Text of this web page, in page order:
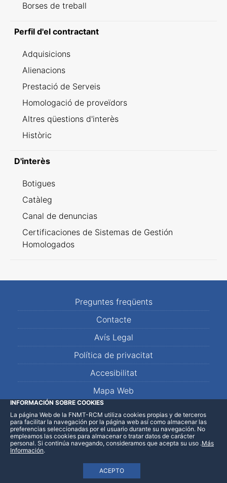
Borses de treball
Perfil d'el contractant
Adquisicions
Alienacions
Prestació de Serveis
Homologació de proveïdors
Altres qüestions d'interès
Històric
D'interès
Botigues
Catàleg
Canal de denuncias
Certificaciones de Sistemas de Gestión
Homologados
Preguntes freqüents
Contacte
Avís Legal
Política de privacitat
Accesibilitat
Mapa Web
LinkedInFacebookWhatsApp
INFORMACIÓN SOBRE COOKIES
La página Web de la FNMT-RCM utiliza cookies propias y de terceros
para facilitar la navegación por la página web así como almacenar las
preferencias seleccionadas por el usuario durante su navegación. No
empleamos las cookies para almacenar o tratar datos de carácter
personal. Si continúa navegando, consideramos que acepta su uso
ACEPTO
.Más
Información.